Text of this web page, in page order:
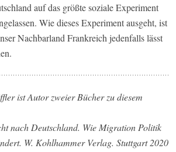
auf das größte soziale Experiment
Wie dieses Experiment ausgeht, ist
Nachbarland Frankreich jedenfalls lässt
ist Autor zweier Bücher zu diesem
nach Deutschland. Wie Migration Politik
W. Kohlhammer Verlag. Stuttgart 2020